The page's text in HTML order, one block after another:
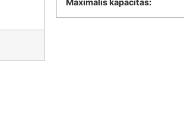
Maximális kapacitás: